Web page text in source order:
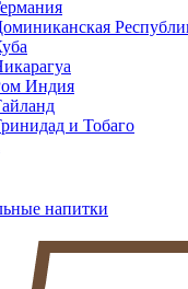
Индия
и Тобаго
напитки